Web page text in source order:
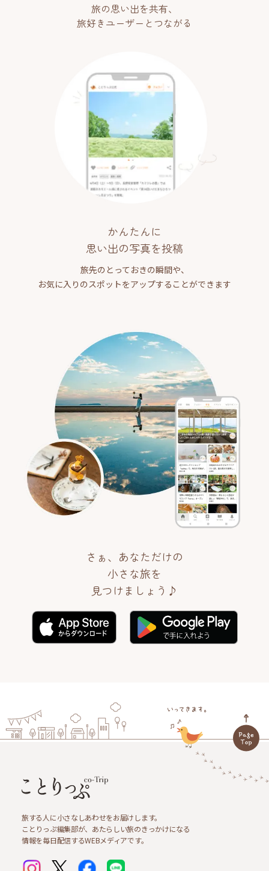
旅の思い出を共有、
旅好きユーザーとつながる
かんたんに
思い出の写真を投稿
旅先のとっておきの瞬間や、
お気に入りのスポットをアップすることができます
さぁ、あなただけの
小さな旅を
見つけましょう♪
旅する人に小さなしあわせをお届けします。
ことりっぷ編集部が、あたらしい旅のきっかけになる
情報を毎日配信するWEBメディアです。